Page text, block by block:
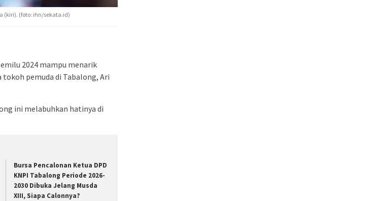
(kiri). (foto: ihn/sekata.id)
2024 mampu menarik
pemuda di Tabalong, Ari
ini melabuhkan hatinya di
Bursa Pencalonan Ketua DPD
KNPI Tabalong Periode 2026-
2030 Dibuka Jelang Musda
XIII, Siapa Calonnya?